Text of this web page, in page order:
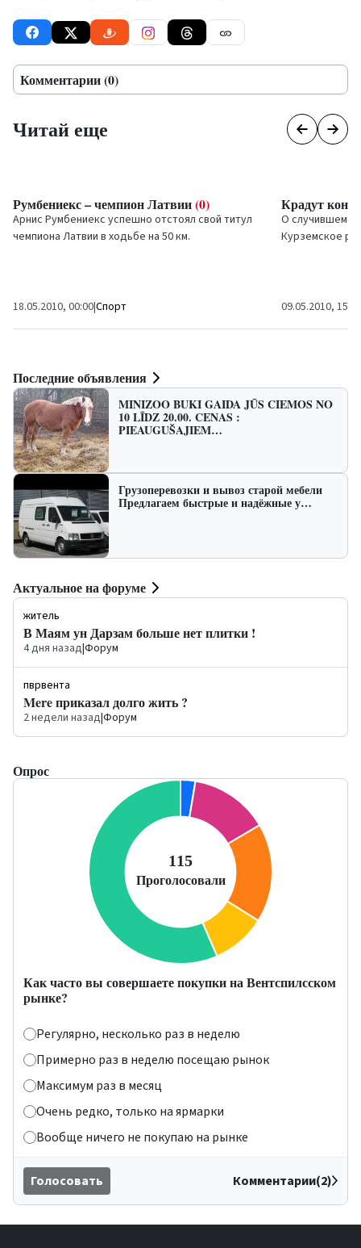
Комментарии (0)
Читай еще
Румбениекс – чемпион Латвии(0)
Арнис Румбениекс успешно отстоял свой титул
чемпиона Латвии в ходьбе на 50 км.
18.05.2010, 00:00|Спорт
Крадут
О
Курземское
09.05.2010, 15:13
Последние объявления
MINIZOO BUKI GAIDA JŪS CIEMOS NO
10 LĪDZ 20.00. CENAS :
PIEAUGUŠAJIEM…
Грузоперевозки и вывоз старой мебели
Предлагаем быстрые и надёжные у…
Актуальное на форуме
житель
В Маям ун Дарзам больше нет плитки !
4 дня назад|Форум
пврвента
Mere приказал долго жить ?
2 недели назад|Форум
Опрос
Как часто вы совершаете покупки на Вентспилсском
рынке?
Регулярно, несколько раз в неделю
Примерно раз в неделю посещаю рынок
Максимум раз в месяц
Очень редко, только на ярмарки
Вообще ничего не покупаю на рынке
Голосовать Комментарии(2)